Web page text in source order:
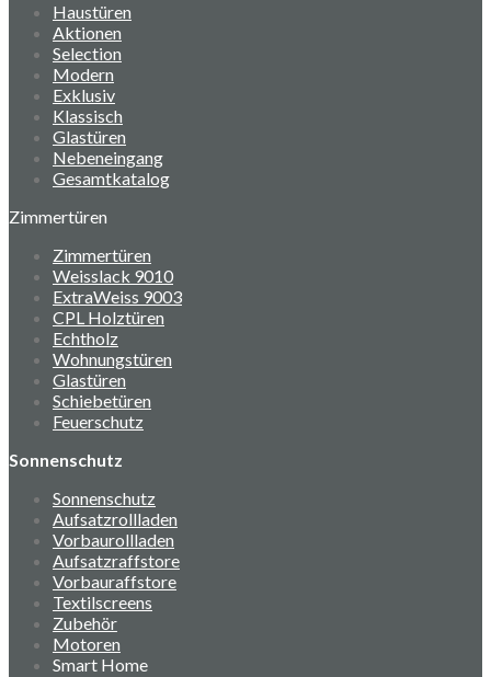
Haustüren
Aktionen
Selection
Modern
Exklusiv
Klassisch
Glastüren
Nebeneingang
Gesamtkatalog
Zimmertüren
Zimmertüren
Weisslack 9010
ExtraWeiss 9003
CPL Holztüren
Echtholz
Wohnungstüren
Glastüren
Schiebetüren
Feuerschutz
Sonnenschutz
Sonnenschutz
Aufsatzrollladen
Vorbaurollladen
Aufsatzraffstore
Vorbauraffstore
Textilscreens
Zubehör
Motoren
Smart Home